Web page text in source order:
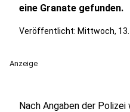
eine Granate gefunden.
Veröffentlicht: Mittwoch,
Anzeige
Nach Angaben der